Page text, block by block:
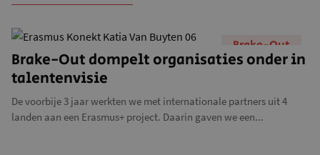
Brake-Out
Brake-Out dompelt organisaties onder in
talentenvisie
De voorbije 3 jaar werkten we met internationale partners uit 4
landen aan een Erasmus+ project. Daarin gaven we een...